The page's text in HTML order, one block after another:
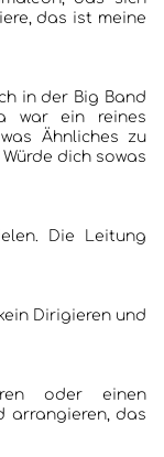
das ist meine
in der Big Band
war ein reines
Ähnliches zu
dich sowas
Die Leitung
Dirigieren und
oder einen
arrangieren, das